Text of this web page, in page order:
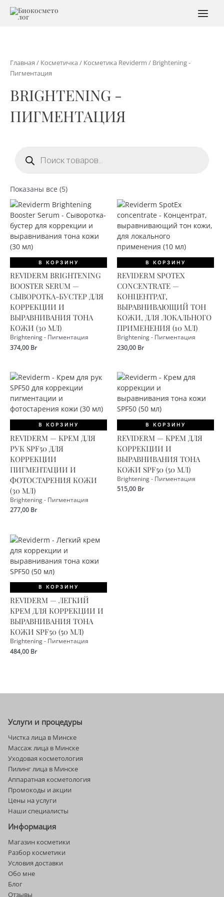
Перейти
Главная / Косметичка / Косметика Reviderm / Brightening -
Пигментация
BRIGHTENING -
ПИГМЕНТАЦИЯ
товаров
Показаны все (5)Сортировка:
популярности
В КОРЗИНУ
REVIDERM BRIGHTENING
BOOSTER SERUM —
СЫВОРОТКА-БУСТЕР ДЛЯ
КОРРЕКЦИИ И
ВЫРАВНИВАНИЯ ТОНА
КОЖИ (30 МЛ)
Brightening - Пигментация
374,00 Br
В КОРЗИНУ
REVIDERM SPOTEX
CONCENTRATE —
КОНЦЕНТРАТ,
ВЫРАВНИВАЮЩИЙ ТОН
КОЖИ, ДЛЯ ЛОКАЛЬНОГО
ПРИМЕНЕНИЯ (10 МЛ)
Brightening - Пигментация
230,00 Br
В КОРЗИНУ
REVIDERM — КРЕМ ДЛЯ
РУК SPF50 ДЛЯ
КОРРЕКЦИИ
ПИГМЕНТАЦИИ И
ФОТОСТАРЕНИЯ КОЖИ
(30 МЛ)
Brightening - Пигментация
277,00 Br
В КОРЗИНУ
REVIDERM — КРЕМ ДЛЯ
КОРРЕКЦИИ И
ВЫРАВНИВАНИЯ ТОНА
КОЖИ SPF50 (50 МЛ)
Brightening - Пигментация
515,00 Br
В КОРЗИНУ
REVIDERM — ЛЕГКИЙ
КРЕМ ДЛЯ КОРРЕКЦИИ И
ВЫРАВНИВАНИЯ ТОНА
КОЖИ SPF50 (50 МЛ)
Brightening - Пигментация
484,00 Br
Услуги и процедуры
Чистка лица в Минске
Массаж лица в Минске
Уходовая косметология
Пилинг лица в Минске
Аппаратная косметология
Промокоды и акции
Цены на услуги
Наши специалисты
Информация
Магазин косметики
Разбор косметики
Условия доставки
Обо мне
Блог
Отзывы